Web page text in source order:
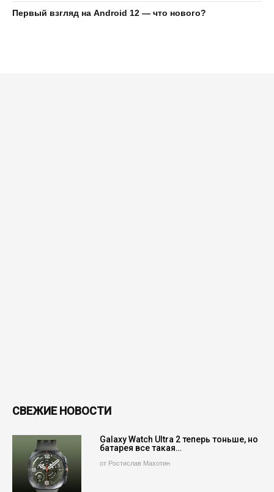
Первый взгляд на Android 12 — что нового?
СВЕЖИЕ НОВОСТИ
Galaxy Watch Ultra 2 теперь тоньше, но
батарея все такая…
от Ростислав Махотин